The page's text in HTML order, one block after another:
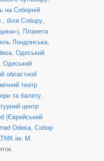
на Соборній
біля Собору,
, Планета
Лондонська,
, Одеський
Одеський
областной
театр
та балету,
центр
(Єврейський
Odesa, Собор
ім. М.